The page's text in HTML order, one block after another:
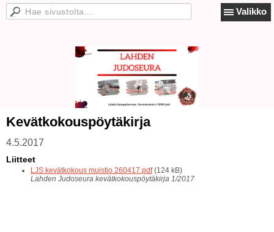
Valikko
Kevätkokouspöytäkirja
4.5.2017
Liitteet
LJS kevätkokous muistio 260417.pdf (124 kB)
Lahden Judoseura kevätkokouspöytäkirja 1/2017